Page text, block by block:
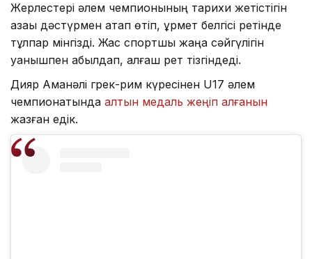
Жерлестері әлем чемпионының тарихи жетістігін
қазақы дәстүрмен атап өтіп, құрмет белгісі ретінде
тұлпар мінгізді. Жас спортшы жаңа сәйгүлігін
қуанышпен қабылдап, алғаш рет тізгіндеді.
Дияр Аманәлі грек-рим күресінен U17 әлем
чемпионатында алтын медаль жеңіп алғанын
жазған едік.